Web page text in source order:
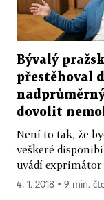
Bývalý
přestěhoval
dovolit
Není to tak, že
veškeré
uvádí exprimátor
4. 1. 2018 ▪ 9 min.